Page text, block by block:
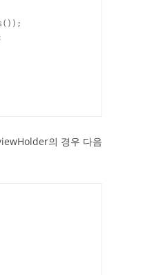
의 경우 다음